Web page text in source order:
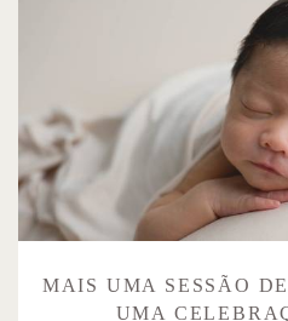
MAIS UMA SESSÃO
UMA